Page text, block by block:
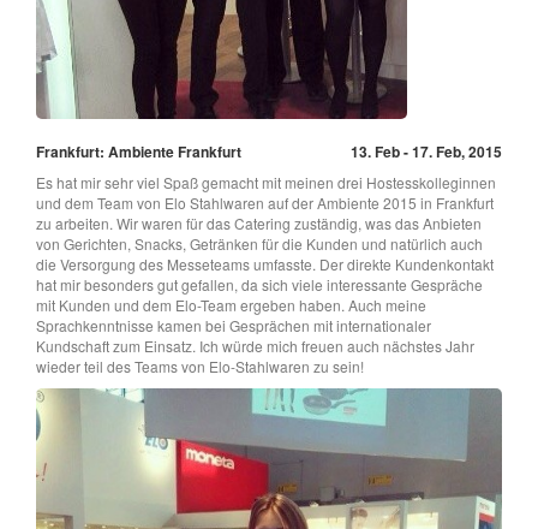
Frankfurt: Ambiente Frankfurt 13. Feb - 17. Feb, 2015
Es hat mir sehr viel Spaß gemacht mit meinen drei Hostesskolleginnen
und dem Team von Elo Stahlwaren auf der Ambiente 2015 in Frankfurt
zu arbeiten. Wir waren für das Catering zuständig, was das Anbieten
von Gerichten, Snacks, Getränken für die Kunden und natürlich auch
die Versorgung des Messeteams umfasste. Der direkte Kundenkontakt
hat mir besonders gut gefallen, da sich viele interessante Gespräche
mit Kunden und dem Elo-Team ergeben haben. Auch meine
Sprachkenntnisse kamen bei Gesprächen mit internationaler
Kundschaft zum Einsatz. Ich würde mich freuen auch nächstes Jahr
wieder teil des Teams von Elo-Stahlwaren zu sein!